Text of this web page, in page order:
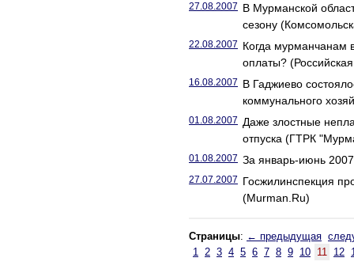
27.08.2007 В Мурманской
сезону
22.08.2007 Когда мурманчанам
оплаты? (Российская
16.08.2007 В Гаджиево
коммунального
01.08.2007 Даже злостные
отпуска (ГТРК
01.08.2007 За январь-июнь
27.07.2007 Госжилинспекция
(Murman.Ru)
Страницы: ← предыдущая
1 2 3 4 5 6 7 8 9 10 11 12